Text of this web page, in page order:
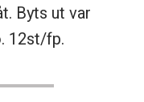
Byts ut var
12st/fp.